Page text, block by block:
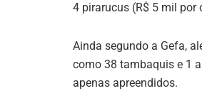
4 pirarucus (R$ 5 mil por
Ainda segundo a Gefa,
como 38 tambaquis e 1
apenas apreendidos.